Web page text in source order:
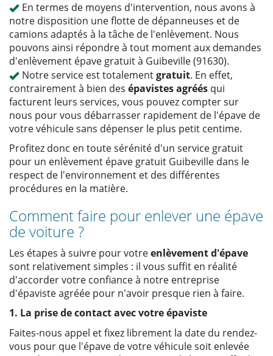
En termes de moyens d'intervention, nous avons à
notre disposition une flotte de dépanneuses et de
camions adaptés à la tâche de l'enlèvement. Nous
pouvons ainsi répondre à tout moment aux demandes
d'enlèvement épave gratuit à Guibeville (91630).
Notre service est totalementgratuit. En effet,
contrairement à bien des épavistes agréés qui
facturent leurs services, vous pouvez compter sur
nous pour vous débarrasser rapidement de l'épave de
votre véhicule sans dépenser le plus petit centime.
Profitez donc en toute sérénité d'un service gratuit
pour un enlèvement épave gratuit Guibeville dans le
respect de l'environnement et des différentes
procédures en la matière.
Comment faire pour enlever une épave
de voiture ?
Les étapes à suivre pour votreenlèvement d'épave
sont relativement simples : il vous suffit en réalité
d'accorder votre confiance à notre entreprise
d'épaviste agréée pour n'avoir presque rien à faire.
1. La prise de contact avec votre épaviste
Faites-nous appel et fixez librement la date du rendez-
vous pour que l'épave de votre véhicule soit enlevée